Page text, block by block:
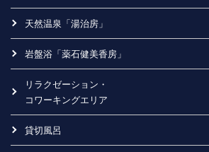
天然温泉「湯治房」
岩盤浴「薬石健美香房」
リラクゼーション・
コワーキングエリア
貸切風呂